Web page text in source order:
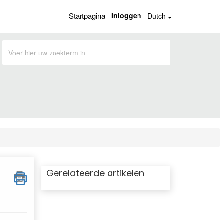
Startpagina Dutch
Inloggen
Gerelateerde artikelen